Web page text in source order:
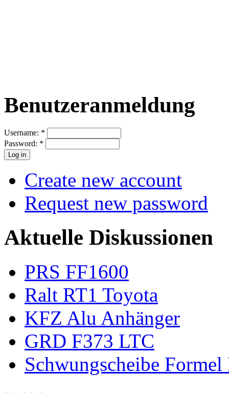
Benutzeranmeldung
Username: *
Password: *
Create new account
Request new password
Aktuelle Diskussionen
PRS FF1600
Ralt RT1 Toyota
KFZ Alu Anhänger
GRD F373 LTC
Schwungscheibe Formel